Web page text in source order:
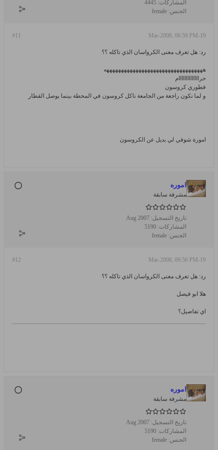
المشاركات: 4445
الجنس: female
#11 19-Mar-2008, 06:59 PM
رد: هل تعرف معنى الكرواسان الذي تاكله ؟؟
ههههههههههههههههههههههههههههههههههه
حراااااااااااااام
فطوري كروسون
و لما نكون راجعة من الجامعة ناكل كروسون في المحطة بينما يوصل القطار
امورة شوفي لي بديل عن الكروسون
اموره
مشرفة سابقة
تاريخ التسجيل: Aug 2007
المشاركات: 5190
الجنس: female
#12 19-Mar-2008, 09:56 PM
رد: هل تعرف معنى الكرواسان الذي تاكله ؟؟
هلا ابو فيصل
اي تفاصيل؟
اموره
مشرفة سابقة
تاريخ التسجيل: Aug 2007
المشاركات: 5190
الجنس: female